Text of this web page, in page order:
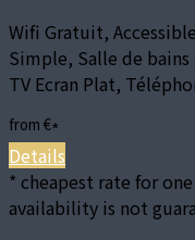
Wifi Gratuit,
Simple, Salle de
TV Ecran Plat,
from €*
Details
* cheapest rate for
availability is not